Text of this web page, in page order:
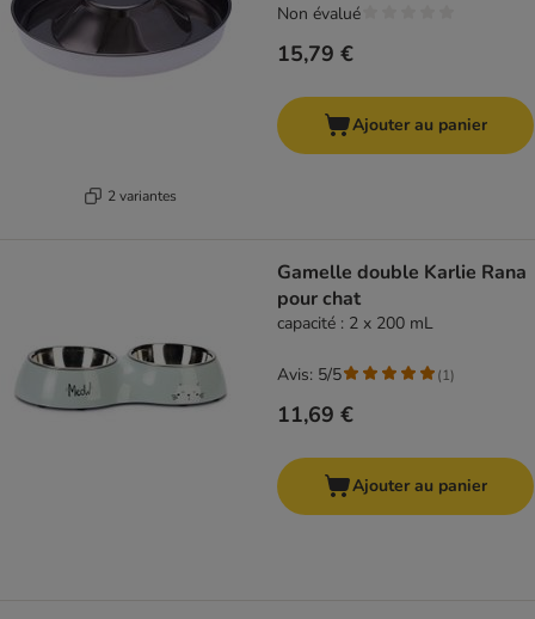
2 variantes
15,79 €
Non évalué
Ajouter au panier
Gamelle double Karlie Rana
pour chat
capacité : 2 x 200 mL
11,69 €
Avis: 5/5 (1)
Ajouter au panier